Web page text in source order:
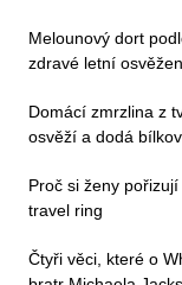
Melounový dort
zdravé letní
Domácí zmrzlina z
osvěží a dodá
Proč si ženy
travel ring
Čtyři věci, které o